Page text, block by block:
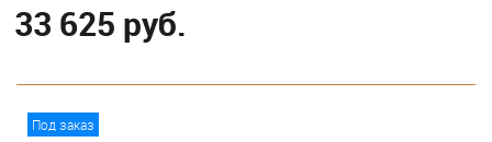
33 625 руб.
Под заказ